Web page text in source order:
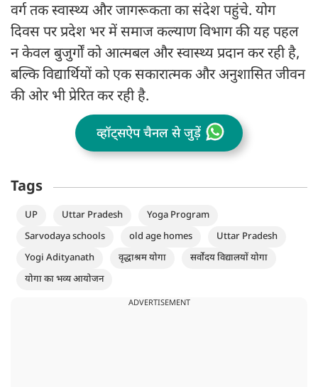
वर्ग तक स्वास्थ्य और जागरूकता का संदेश पहुंचे. योग
दिवस पर प्रदेश भर में समाज कल्याण विभाग की यह पहल
न केवल बुजुर्गों को आत्मबल और स्वास्थ्य प्रदान कर रही है,
बल्कि विद्यार्थियों को एक सकारात्मक और अनुशासित जीवन
की ओर भी प्रेरित कर रही है.
व्हॉट्सऐप चैनल से जुड़ें
Tags
UP Uttar Pradesh
Yoga Program
Sarvodaya schools
old age homes
Uttar Pradesh
Yogi Adityanath
वृद्धाश्रम योगा
सर्वोदय विद्यालयों योगा
योगा का भव्य आयोजन
ADVERTISEMENT